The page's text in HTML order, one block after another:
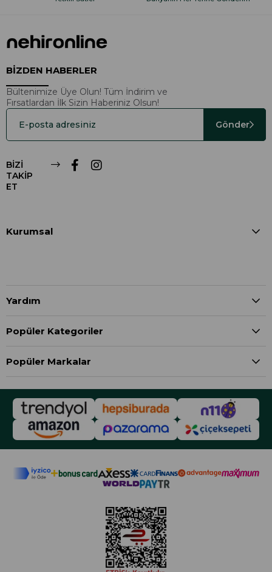
BİZDEN HABERLER
Bültenimize Üye Olun! Tüm İndirim ve
Fırsatlardan İlk Sizin Haberiniz Olsun!
Gönder
BİZİ
TAKİP
ET
Kurumsal
Yardım
Popüler Kategoriler
Popüler Markalar